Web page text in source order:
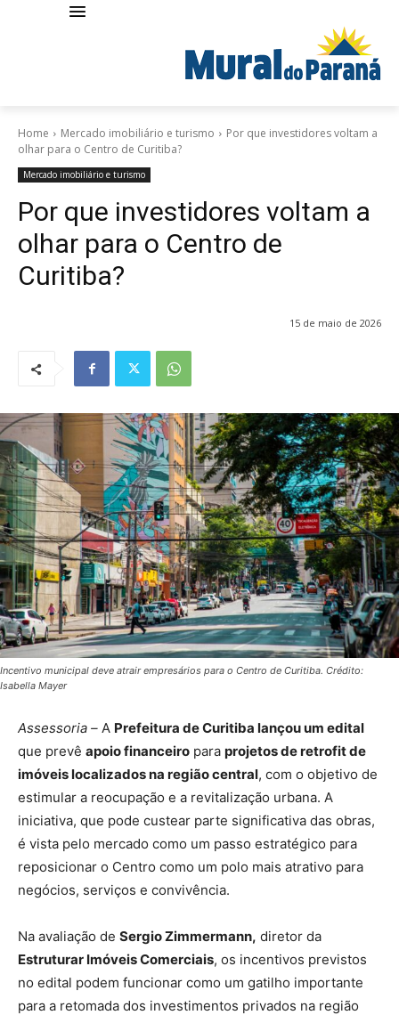
Home Mercado imobiliário e turismo
Por que investidores voltam a
olhar para o Centro de Curitiba?
Mercado imobiliário e turismo
Por que investidores voltam a
olhar para o Centro de
Curitiba?
15 de maio de 2026
Incentivo municipal deve atrair empresários para o Centro de Curitiba. Crédito:
Isabella Mayer
Assessoria – A Prefeitura de Curitiba lançou um edital
que prevê apoio financeiro para projetos de retrofit de
imóveis localizados na região central, com o objetivo de
estimular a reocupação e a revitalização urbana. A
iniciativa, que pode custear parte significativa das obras,
é vista pelo mercado como um passo estratégico para
reposicionar o Centro como um polo mais atrativo para
negócios, serviços e convivência.
Na avaliação de Sergio Zimmermann, diretor da
Estruturar Imóveis Comerciais, os incentivos previstos
no edital podem funcionar como um gatilho importante
para a retomada dos investimentos privados na região